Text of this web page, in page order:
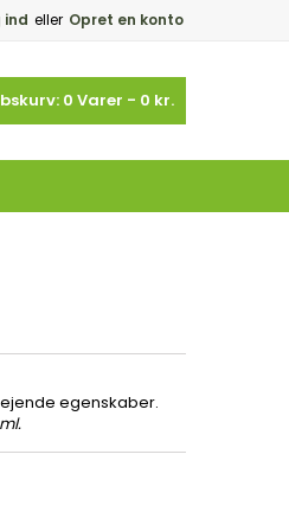
ind eller Opret en konto
0 Varer - 0 kr.
egenskaber.